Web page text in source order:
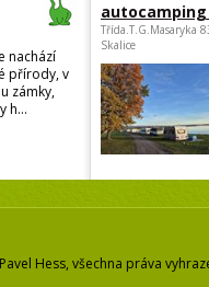
nachází
přírody, v
zámky,
h...
autocamping
Třída.T.G.Masaryka
Skalice
Hess, všechna práva